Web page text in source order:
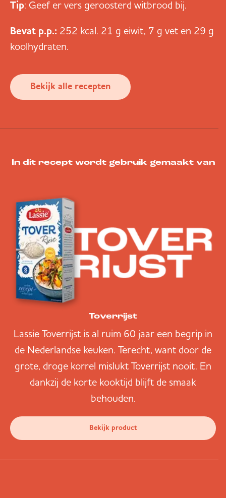
Tip: Geef er vers geroosterd witbrood bij.
Bevat p.p.: 252 kcal. 21 g eiwit, 7 g vet en 29 g
koolhydraten.
Bekijk alle recepten
In dit recept wordt gebruik gemaakt van
Toverrijst
Lassie Toverrijst is al ruim 60 jaar een begrip in
de Nederlandse keuken. Terecht, want door de
grote, droge korrel mislukt Toverrijst nooit. En
dankzij de korte kooktijd blijft de smaak
behouden.
Bekijk product